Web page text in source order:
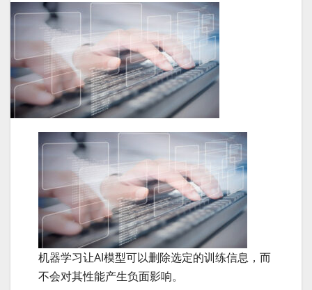
机器学习让AI模型可以删除选定的训练信息，而
不会对其性能产生负面影响。